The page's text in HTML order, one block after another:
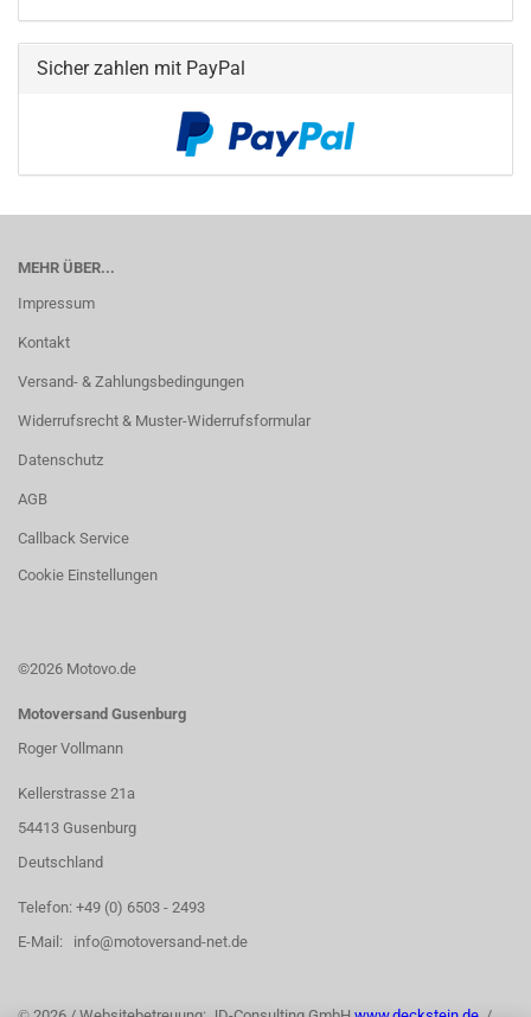
Sicher zahlen mit PayPal
MEHR ÜBER...
Impressum
Kontakt
Versand- & Zahlungsbedingungen
Widerrufsrecht & Muster-Widerrufsformular
Datenschutz
AGB
Callback Service
Cookie Einstellungen
©2026 Motovo.de
Motoversand Gusenburg
Roger Vollmann
Kellerstrasse 21a
54413 Gusenburg
Deutschland
Telefon: +49 (0) 6503 - 2493
E-Mail: info@motoversand-net.de